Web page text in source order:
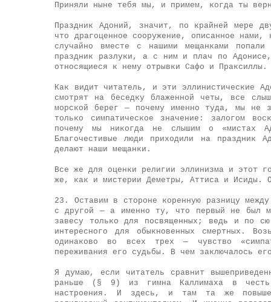
Приняли ныне тебя мы, и примем, когда ты
Праздник Адоний, значит, по крайней мере
что драгоценное сооружение, описанное
случайно вместе с нашими мещанками
праздник разлуки, а с ним и плач по
относящиеся к нему отрывки Сафо и Праксиллы.
Как видит читатель, и эти эллинистические
смотрят на беседку блаженной четы, все
морской берег — почему именно туда, мы не
только симпатическое значение: залогом
почему мы никогда не слышим о «мистах
Благочестивые люди приходили на
делают наши мещанки.
Все же для оценки религии эллинизма и этот
же, как и мистерии Деметры, Аттиса и Исиды.
23. Оставим в стороне коренную разницу
с другой — а именно ту, что первый не был
завесу только для посвященных; ведь и по
интересного для обыкновенных смертных.
одинаково во всех трех — чувство
переживания его судьбы. В чем заключалось
Я думаю, если читатель сравнит
раньше (§ 9) из гимна Каллимаха в честь
настроения. И здесь, и там та же